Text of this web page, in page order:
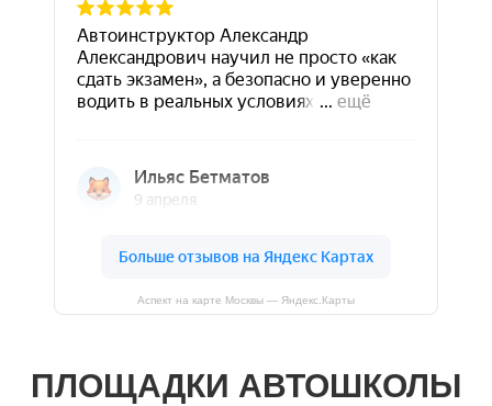
Аспект на карте Москвы — Яндекс.Карты
ПЛОЩАДКИ АВТОШКОЛЫ